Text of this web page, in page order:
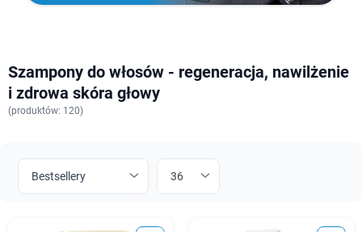
Szampony do włosów - regeneracja, nawilżenie
i zdrowa skóra głowy
(produktów: 120)